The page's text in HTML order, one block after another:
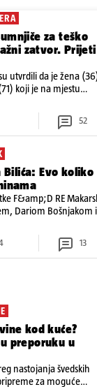
za teško
zatvor. Prijeti
utvrdili da je žena
koji je na mjestu
52
Bilića: Evo koliko
F&amp;D RE
Dariom Bošnjakom i
a od osnutka nema
13
kod kuće?
preporuku u
nastojanja švedskih
za moguće